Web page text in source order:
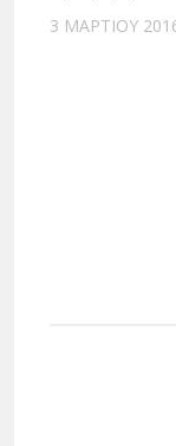
3 ΜΑΡΤΊΟΥ